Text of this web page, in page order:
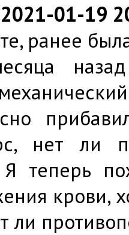
01-19
ранее
нет ли
Я теперь
крови,
ли